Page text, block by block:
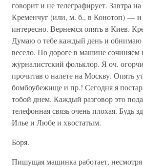
говорит и не телеграфирует. Завтра
Кременчуг (или, м. б., в Конотоп) — и
интересно. Вернемся опять в Киев.
Думаю о тебе каждый день и
весело. По дороге в машине
журналистский фольклор. Я оч.
прочитав о налете на Москву. Опять
бомбоубежище и пр.! Сегодня я
тобой днем. Каждый разговор это
телефонная связь очень плохая. Будь
Илье и Любе и хвостатым.
Боря.
Пишущая машинка работает,